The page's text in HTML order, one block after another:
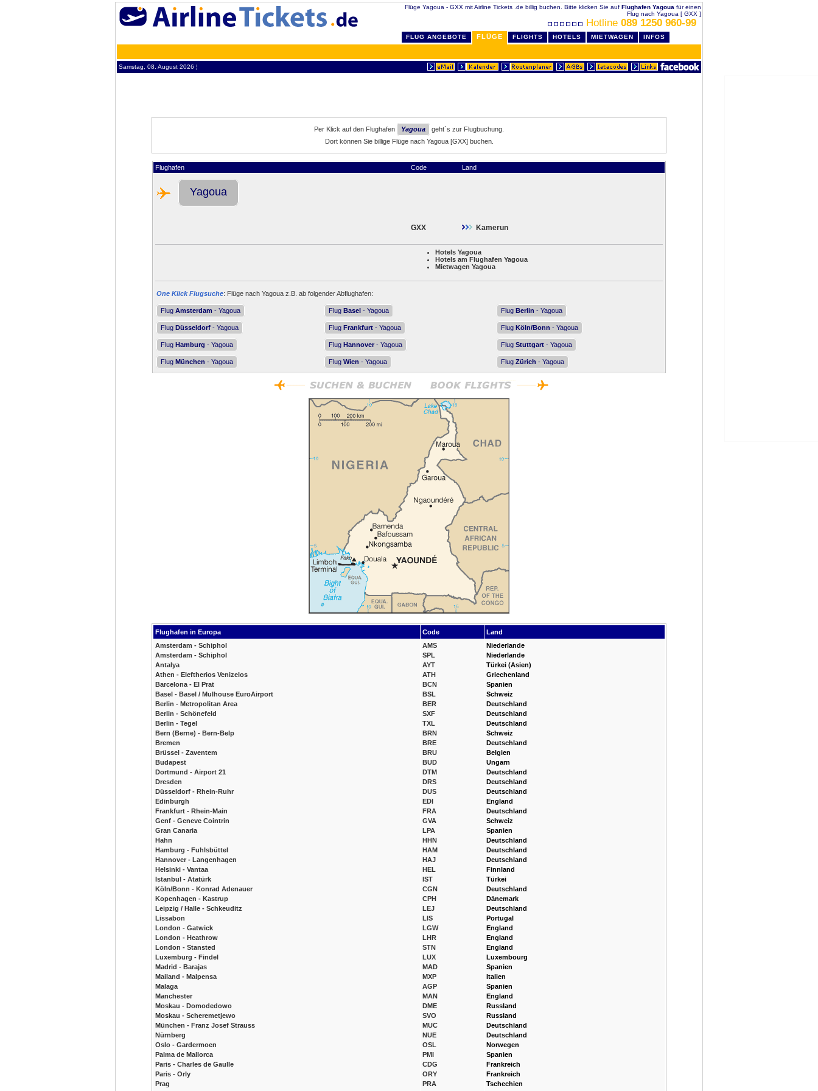
Flüge Yagoua - GXX mit Airline Tickets .de billig buchen. Bitte klicken Sie auf Flughafen Yagoua für einen
Flug nach Yagoua [ GXX ]
Hotline 089 1250 960-99
FLUG ANGEBOTE FLÜGE FLIGHTS HOTELS MIETWAGEN INFOS
Samstag, 08. August 2026 ¦
Per Klick auf den Flughafen Yagoua
geht´s zur Flugbuchung.
Dort können Sie billige Flüge nach Yagoua [GXX] buchen.
Flughafen Code Land
Yagoua
GXX Kamerun
Hotels Yagoua
Hotels am Flughafen Yagoua
Mietwagen Yagoua
One Klick Flugsuche: Flüge nach Yagoua z.B. ab folgender Abflughafen:
Flug Amsterdam - Yagoua Flug Basel - Yagoua Flug Berlin - Yagoua
Flug Düsseldorf - Yagoua Flug Frankfurt - Yagoua Flug Köln/Bonn - Yagoua
Flug Hamburg - Yagoua Flug Hannover - Yagoua Flug Stuttgart - Yagoua
Flug München - Yagoua Flug Wien - Yagoua Flug Zürich - Yagoua
Flughafen in Europa Code
Land
Amsterdam - Schiphol
Amsterdam - Schiphol
Antalya
Athen - Eleftherios Venizelos
Barcelona - El Prat
Basel - Basel / Mulhouse EuroAirport
Berlin - Metropolitan Area
Berlin - Schönefeld
Berlin - Tegel
Bern (Berne) - Bern-Belp
Bremen
Brüssel - Zaventem
Budapest
Dortmund - Airport 21
Dresden
Düsseldorf - Rhein-Ruhr
Edinburgh
Frankfurt - Rhein-Main
Genf - Geneve Cointrin
Gran Canaria
Hahn
Hamburg - Fuhlsbüttel
Hannover - Langenhagen
Helsinki - Vantaa
Istanbul - Atatürk
Köln/Bonn - Konrad Adenauer
Kopenhagen - Kastrup
Leipzig / Halle - Schkeuditz
Lissabon
London - Gatwick
London - Heathrow
London - Stansted
Luxemburg - Findel
Madrid - Barajas
Mailand - Malpensa
Malaga
Manchester
Moskau - Domodedowo
Moskau - Scheremetjewo
München - Franz Josef Strauss
Nürnberg
Oslo - Gardermoen
Palma de Mallorca
Paris - Charles de Gaulle
Paris - Orly
Prag
AMS
SPL
AYT
ATH
BCN
BSL
BER
SXF
TXL
BRN
BRE
BRU
BUD
DTM
DRS
DUS
EDI
FRA
GVA
LPA
HHN
HAM
HAJ
HEL
IST
CGN
CPH
LEJ
LIS
LGW
LHR
STN
LUX
MAD
MXP
AGP
MAN
DME
SVO
MUC
NUE
OSL
PMI
CDG
ORY
PRA
Niederlande
Niederlande
Türkei (Asien)
Griechenland
Spanien
Schweiz
Deutschland
Deutschland
Deutschland
Schweiz
Deutschland
Belgien
Ungarn
Deutschland
Deutschland
Deutschland
England
Deutschland
Schweiz
Spanien
Deutschland
Deutschland
Deutschland
Finnland
Türkei
Deutschland
Dänemark
Deutschland
Portugal
England
England
England
Luxembourg
Spanien
Italien
Spanien
England
Russland
Russland
Deutschland
Deutschland
Norwegen
Spanien
Frankreich
Frankreich
Tschechien